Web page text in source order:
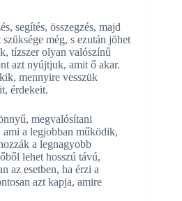
segítés, összegzés, majd
még, s ezután jöhet
tízszer olyan valószínű
azt nyújtjuk, amit ő akar.
mennyire vesszük
érdekeit.
megvalósítani
ami a legjobban működik,
a legnagyobb
lehet hosszú távú,
az esetben, ha érzi a
azt kapja, amire